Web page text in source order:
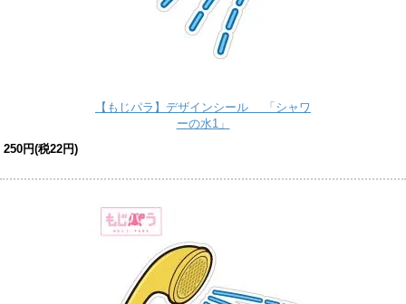
【もじパラ】デザインシール 「シャワ
ーの水1」
250円(税22円)